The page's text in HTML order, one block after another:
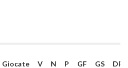
Giocate V N P GF GS DR